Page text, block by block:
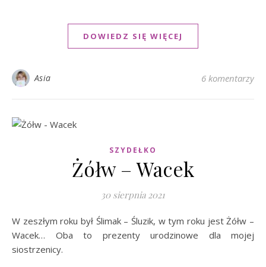
DOWIEDZ SIĘ WIĘCEJ
Asia 6 komentarzy
SZYDEŁKO
Żółw – Wacek
30 sierpnia 2021
W zeszłym roku był Ślimak – Śluzik, w tym roku jest Żółw –
Wacek… Oba to prezenty urodzinowe dla mojej
siostrzenicy.